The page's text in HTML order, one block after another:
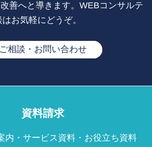
善へと導きます。WEBコンサルテ
お気軽にどうぞ。
ご相談・お問い合わせ
資料請求
内・サービス資料・お役立ち資料